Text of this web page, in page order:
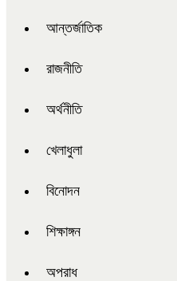
আন্তর্জাতিক
রাজনীতি
অর্থনীতি
খেলাধুলা
বিনোদন
শিক্ষাঙ্গন
অপরাধ